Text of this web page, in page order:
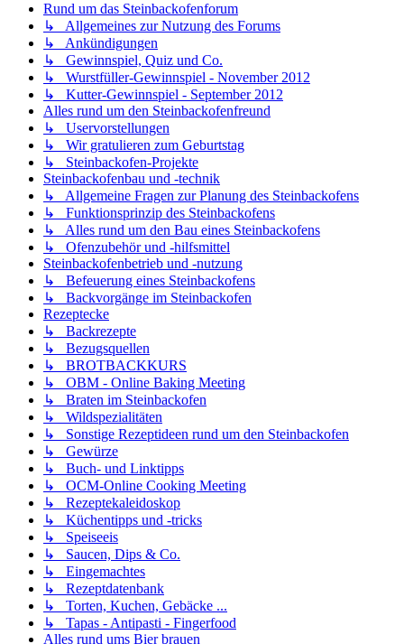
Rund um das Steinbackofenforum
↳ Allgemeines zur Nutzung des Forums
↳ Ankündigungen
↳ Gewinnspiel, Quiz und Co.
↳ Wurstfüller-Gewinnspiel - November 2012
↳ Kutter-Gewinnspiel - September 2012
Alles rund um den Steinbackofenfreund
↳ Uservorstellungen
↳ Wir gratulieren zum Geburtstag
↳ Steinbackofen-Projekte
Steinbackofenbau und -technik
↳ Allgemeine Fragen zur Planung des Steinbackofens
↳ Funktionsprinzip des Steinbackofens
↳ Alles rund um den Bau eines Steinbackofens
↳ Ofenzubehör und -hilfsmittel
Steinbackofenbetrieb und -nutzung
↳ Befeuerung eines Steinbackofens
↳ Backvorgänge im Steinbackofen
Rezeptecke
↳ Backrezepte
↳ Bezugsquellen
↳ BROTBACKKURS
↳ OBM - Online Baking Meeting
↳ Braten im Steinbackofen
↳ Wildspezialitäten
↳ Sonstige Rezeptideen rund um den Steinbackofen
↳ Gewürze
↳ Buch- und Linktipps
↳ OCM-Online Cooking Meeting
↳ Rezeptekaleidoskop
↳ Küchentipps und -tricks
↳ Speiseeis
↳ Saucen, Dips & Co.
↳ Eingemachtes
↳ Rezeptdatenbank
↳ Torten, Kuchen, Gebäcke ...
↳ Tapas - Antipasti - Fingerfood
Alles rund ums Bier brauen